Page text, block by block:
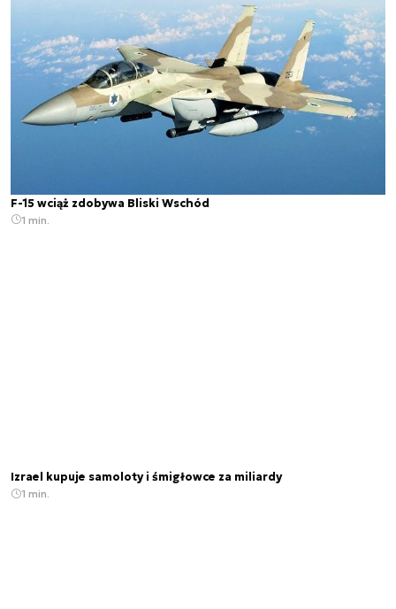
F-15 wciąż zdobywa Bliski Wschód
1 min.
Izrael kupuje samoloty i śmigłowce za miliardy
1 min.